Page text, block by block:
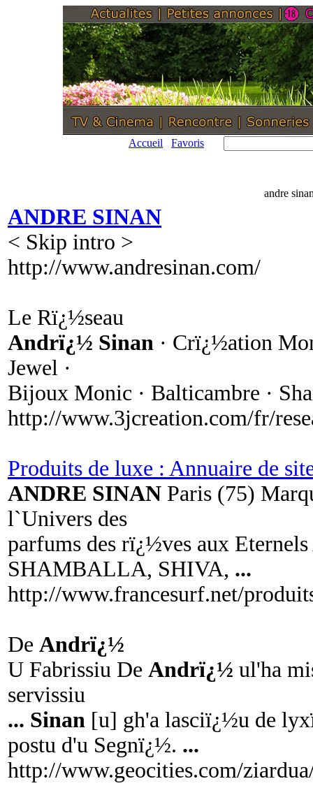
Accueil Favoris
andre
ANDRE SINAN
< Skip intro >
http://www.andresinan.com/
Le Rï¿½seau
Andrï¿½ Sinan · Crï¿½ation
Jewel ·
Bijoux Monic · Balticambre ·
http://www.3jcreation.com/fr/
Produits de luxe : Annuaire de
ANDRE SINAN Paris (75)
l`Univers des
parfums des rï¿½ves aux
SHAMBALLA, SHIVA, ...
http://www.francesurf.net/
De Andrï¿½
U Fabrissiu De Andrï¿½ ul'ha
servissiu
... Sinan [u] gh'a lasciï¿½u de
postu d'u Segnï¿½. ...
http://www.geocities.com/